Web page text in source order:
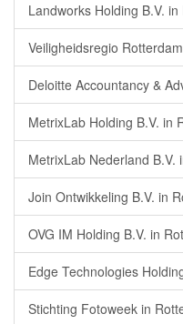
Landworks Holding B.V.
Veiligheidsregio
Deloitte Accountancy &
MetrixLab Holding B.V. in
MetrixLab Nederland B.V.
Join Ontwikkeling B.V. in
OVG IM Holding B.V. in
Edge Technologies
Stichting Fotoweek in